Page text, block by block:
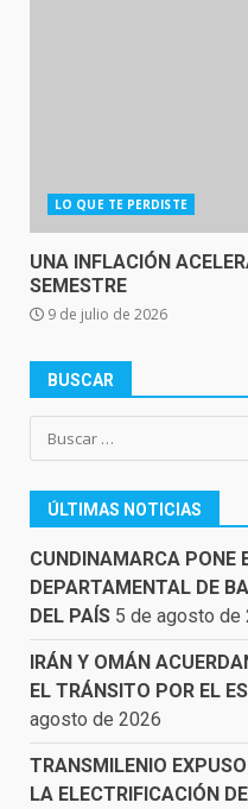
LO QUE TE PERDISTE
UNA INFLACIÓN
SEMESTRE
9 de julio de 2026
BUSCAR
Buscar:
ÚLTIMAS NOTICIAS
CUNDINAMARCA PONE
DEPARTAMENTAL DE
DEL PAÍS 5 de agosto de
IRÁN Y OMÁN
EL TRÁNSITO POR EL
agosto de 2026
TRANSMILENIO
LA ELECTRIFICACIÓN